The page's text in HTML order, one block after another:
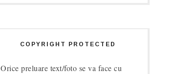
COPYRIGHT PROTECTED
Orice preluare text/foto se va face cu